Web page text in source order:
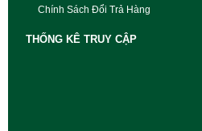
Chính Sách Đổi Trả Hàng
THỐNG KÊ TRUY CẬP